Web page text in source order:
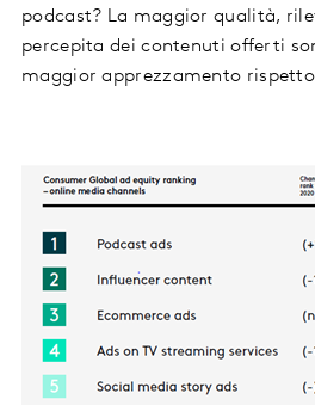
podcast? La maggior qualità,
percepita dei contenuti offerti
maggior apprezzamento